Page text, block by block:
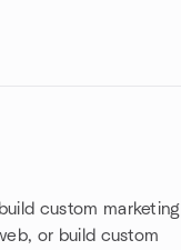
custom marketing
or build custom